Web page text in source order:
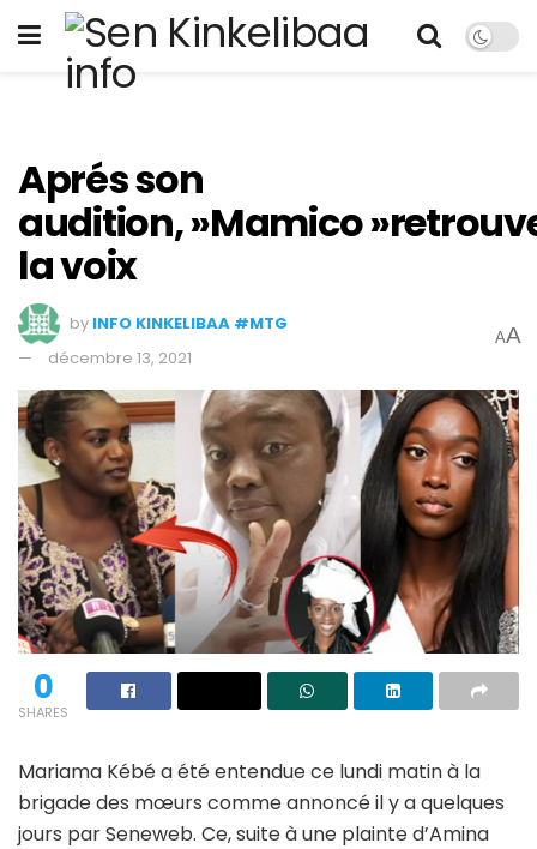
Aprés son
audition, »Mamico
la voix
by INFO KINKELIBAA #MTG
décembre 13, 2021
AA
0
SHARES
Mariama Kébé a été entendue ce lundi matin à la
brigade des mœurs comme annoncé il y a quelques
jours par Seneweb. Ce, suite à une plainte d’Amina